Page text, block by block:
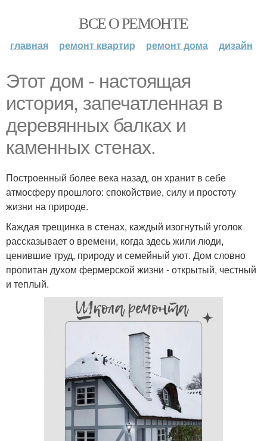
ВСЕ О РЕМОНТЕ
главная ремонт квартир ремонт дома дизайн
Этот дом - настоящая
история, запечатленная в
деревянных балках и
каменных стенах.
Построенный более века назад, он хранит в себе
атмосферу прошлого: спокойствие, силу и простоту
жизни на природе.
Каждая трещинка в стенах, каждый изогнутый уголок
рассказывает о времени, когда здесь жили люди,
ценившие труд, природу и семейный уют. Дом словно
пропитан духом фермерской жизни - открытый, честный
и теплый.